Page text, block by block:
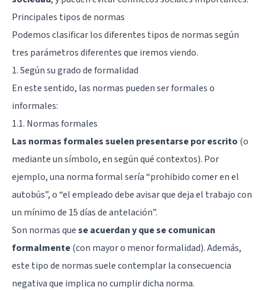
Principales tipos de normas
Podemos clasificar los diferentes tipos de normas según
tres parámetros diferentes que iremos viendo.
1. Según su grado de formalidad
En este sentido, las normas pueden ser formales o
informales:
1.1. Normas formales
Las normas formales suelen presentarse por escrito (o
mediante un símbolo, en según qué contextos). Por
ejemplo, una norma formal sería “prohibido comer en el
autobús”, o “el empleado debe avisar que deja el trabajo con
un mínimo de 15 días de antelación”.
Son normas quese acuerdan y que se comunican
formalmente(con mayor o menor formalidad). Además,
este tipo de normas suele contemplar la consecuencia
negativa que implica no cumplir dicha norma.